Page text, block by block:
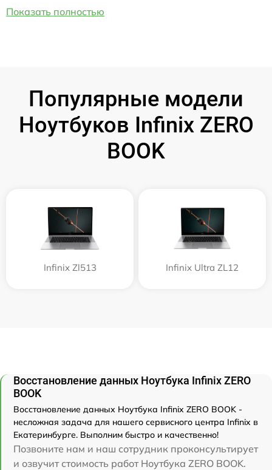
Показать полностью
Популярные модели
Ноутбуков Infinix ZERO
BOOK
Infinix Zl513 Infinix Ultra ZL12
Восстановление данных Ноутбука Infinix ZERO
BOOK
Восстановление данных Ноутбука Infinix ZERO BOOK -
несложная задача для нашего сервисного центра Infinix в
Екатеринбурге. Выполним быстро и качественно!
Позвоните нам и наш сотрудник проконсультирует
и озвучит стоимость работ Ноутбука ZERO BOOK.